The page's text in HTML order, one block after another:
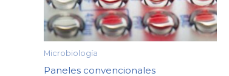
Microbiología
Paneles convencionales